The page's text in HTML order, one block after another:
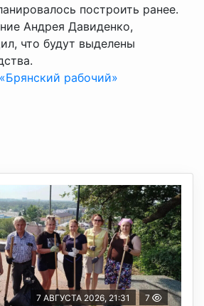
построить ранее.
Андрея Давиденко,
что будут выделены
«Брянский рабочий»
7 АВГУСТА 2026, 21:31 7